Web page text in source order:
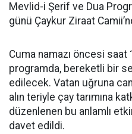
Mevlid-i Şerif ve Dua
günü Çaykur Ziraat
Cuma namazı öncesi saat
programda, bereketli bir
edilecek. Vatan uğruna
alın teriyle çay tarımına
düzenlenen bu anlamlı
davet edildi.